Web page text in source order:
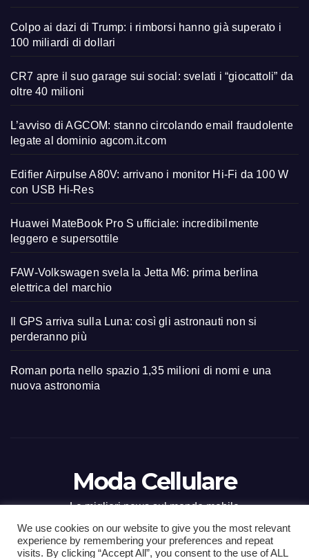
Colpo ai dazi di Trump: i rimborsi hanno già superato i
100 miliardi di dollari
CR7 apre il suo garage sui social: svelati i “giocattoli” da
oltre 40 milioni
L’avviso di AGCOM: stanno circolando email fraudolente
legate al dominio agcom.it.com
Edifier Airpulse A80V: arrivano i monitor Hi-Fi da 100 W
con USB Hi-Res
Huawei MateBook Pro S ufficiale: incredibilmente
leggero e supersottile
FAW-Volkswagen svela la Jetta M6: prima berlina
elettrica del marchio
Il GPS arriva sulla Luna: così gli astronauti non si
perderanno più
Roman porta nello spazio 1,35 milioni di nomi e una
nuova astronomia
Moda Cellulare
Le migliori news sul mondo mobile
We use cookies on our website to give you the most relevant
experience by remembering your preferences and repeat
visits. By clicking “Accept All”, you consent to the use of ALL